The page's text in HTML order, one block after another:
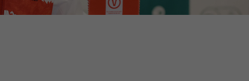
Ihrer vorgenommen Einstellungen, falls der